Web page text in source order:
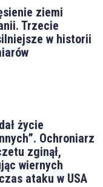
ziemi
Trzecie
w historii
życie
Ochroniarz
zginął,
wiernych
ataku w USA